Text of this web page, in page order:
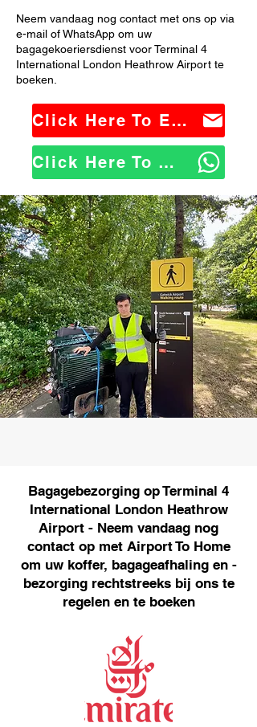
Neem vandaag nog contact met ons op via
e-mail of WhatsApp om uw
bagagekoeriersdienst voor Terminal 4
International London Heathrow Airport te
boeken.
Click Here To Email Us
Click Here To WhatsApp Us
Bagagebezorging op Terminal 4
International London Heathrow
Airport - Neem vandaag nog
contact op met Airport To Home
om uw koffer, bagageafhaling en -
bezorging rechtstreeks bij ons te
regelen en te boeken